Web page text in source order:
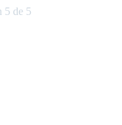
5 de 5